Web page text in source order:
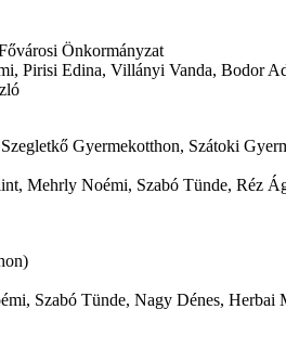
Önkormányzat
Pirisi Edina, Villányi Vanda, Bodor
Gyermekotthon, Szátoki
Mehrly Noémi, Szabó Tünde, Réz
Szabó Tünde, Nagy Dénes, Herbai